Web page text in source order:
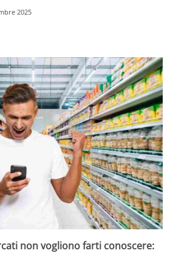
2025
non vogliono farti conoscere: